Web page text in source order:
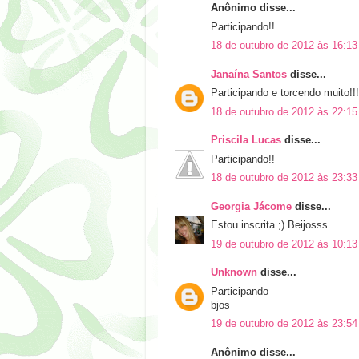
Anônimo disse...
Participando!!
18 de outubro de 2012 às 16:13
Janaína Santos disse...
Participando e torcendo muito!!!
18 de outubro de 2012 às 22:15
Priscila Lucas disse...
Participando!!
18 de outubro de 2012 às 23:33
Georgia Jácome disse...
Estou inscrita ;) Beijosss
19 de outubro de 2012 às 10:13
Unknown disse...
Participando
bjos
19 de outubro de 2012 às 23:54
Anônimo disse...